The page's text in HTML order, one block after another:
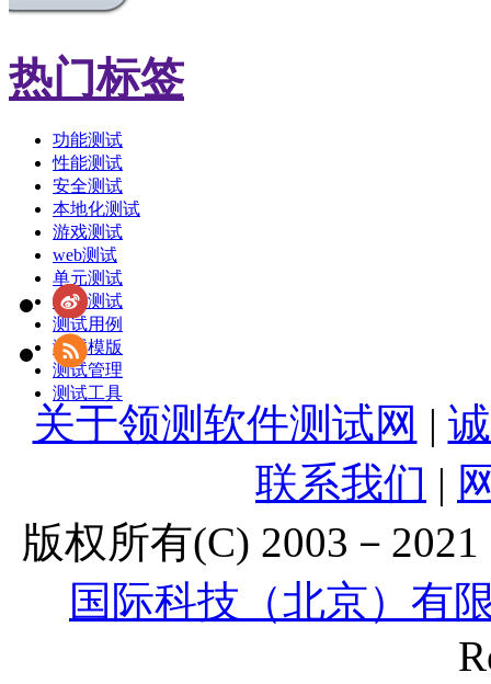
热门标签
功能测试
性能测试
安全测试
本地化测试
游戏测试
web测试
单元测试
敏捷测试
测试用例
测试模版
测试管理
测试工具
关于领测软件测试网 |
联系我们 |
版权所有(C) 2003－2021
国际科技（北京）有